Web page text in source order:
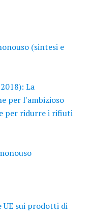
(sintesi e
La
per l'ambizioso
per ridurre i rifiuti
UE sui prodotti di